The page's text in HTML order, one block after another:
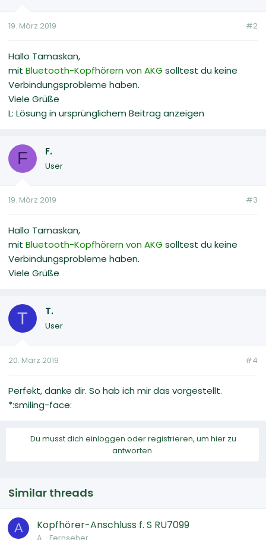
19. März 2019 #2
Hallo Tamaskan,
mit Bluetooth-Kopfhörern von AKG solltest du keine
Verbindungsprobleme haben.
Viele Grüße
L: Lösung in ursprünglichem Beitrag anzeigen
F F.
User
19. März 2019 #3
Hallo Tamaskan,
mit Bluetooth-Kopfhörern von AKG solltest du keine
Verbindungsprobleme haben.
Viele Grüße
T T.
User
20. März 2019 #4
Perfekt, danke dir. So hab ich mir das vorgestellt.
*:smiling-face:
Du musst dich einloggen oder registrieren, um hier zu
antworten.
Similar threads
A Kopfhörer-Anschluss f. S RU7099
A. Fernseher